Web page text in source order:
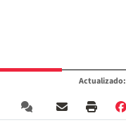
Actualizado: